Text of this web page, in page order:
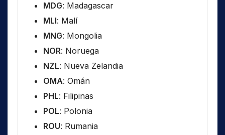
MDG: Madagascar
MLI: Malí
MNG: Mongolia
NOR: Noruega
NZL: Nueva Zelandia
OMA: Omán
PHL: Filipinas
POL: Polonia
ROU: Rumania